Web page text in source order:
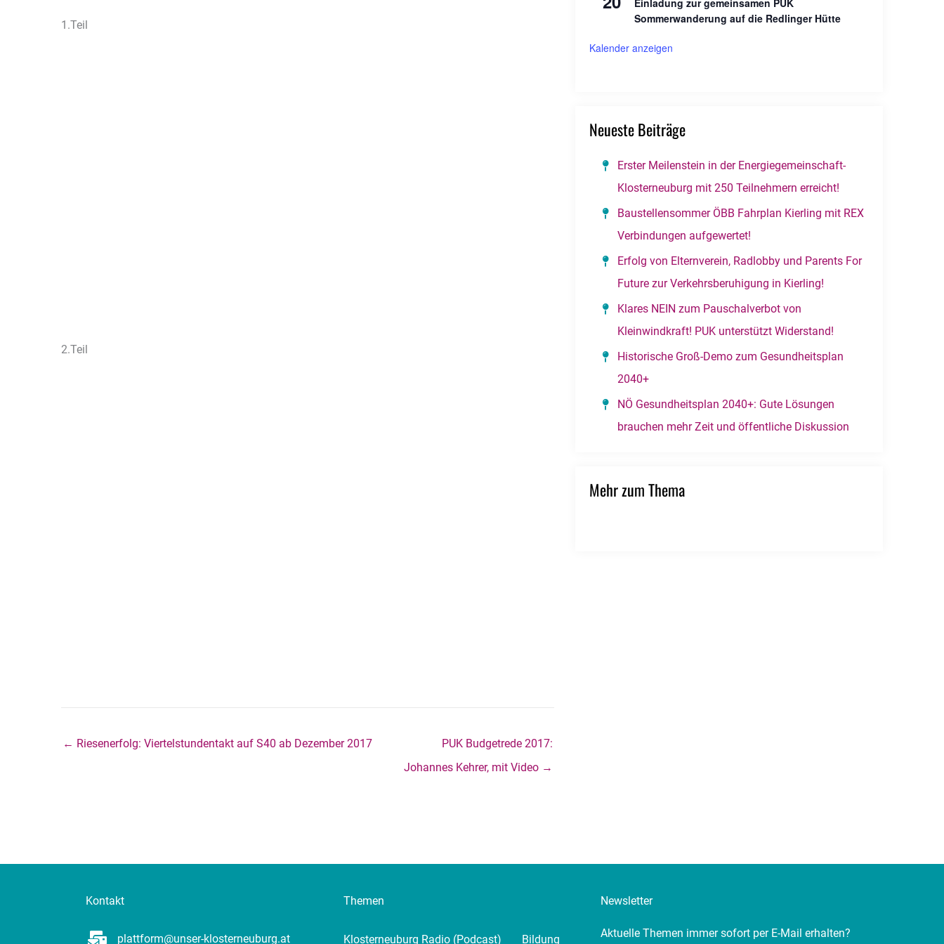
1.Teil
2.Teil
← Riesenerfolg: Viertelstundentakt auf S40 ab Dezember 2017
PUK Budgetrede 2017:
Johannes Kehrer, mit Video →
Sommerwanderung auf die Redlinger Hütte
Kalender anzeigen
Neueste Beiträge
Erster Meilenstein in der Energiegemeinschaft-
Klosterneuburg mit 250 Teilnehmern erreicht!
Baustellensommer ÖBB Fahrplan Kierling mit REX
Verbindungen aufgewertet!
Erfolg von Elternverein, Radlobby und Parents For
Future zur Verkehrsberuhigung in Kierling!
Klares NEIN zum Pauschalverbot von
Kleinwindkraft! PUK unterstützt Widerstand!
Historische Groß-Demo zum Gesundheitsplan
2040+
NÖ Gesundheitsplan 2040+: Gute Lösungen
brauchen mehr Zeit und öffentliche Diskussion
Mehr zum Thema
Kontakt
plattform@unser-klosterneuburg.at
Themen
Klosterneuburg Radio (Podcast) Bildung
Newsletter
Aktuelle Themen immer sofort per E-Mail erhalten?